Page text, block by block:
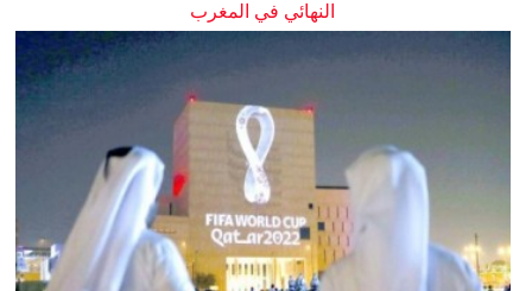
النهائي في المغرب